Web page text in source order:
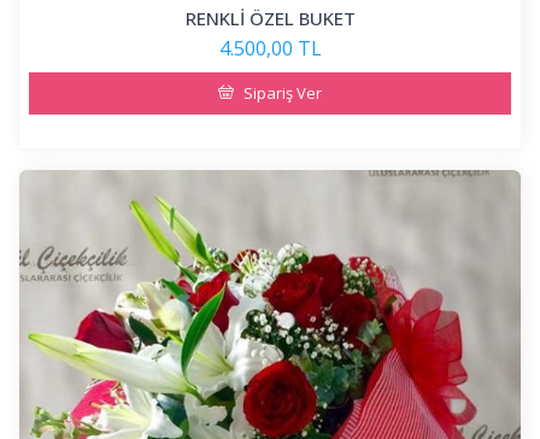
RENKLİ ÖZEL BUKET
4.500,00 TL
Sipariş Ver